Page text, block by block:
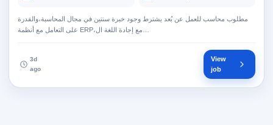
مطلوب محاسب للعمل عن بُعد يشترط وجود خبرة سنتين في مجال المحاسبة،والقدرة
3d
ago
View
job